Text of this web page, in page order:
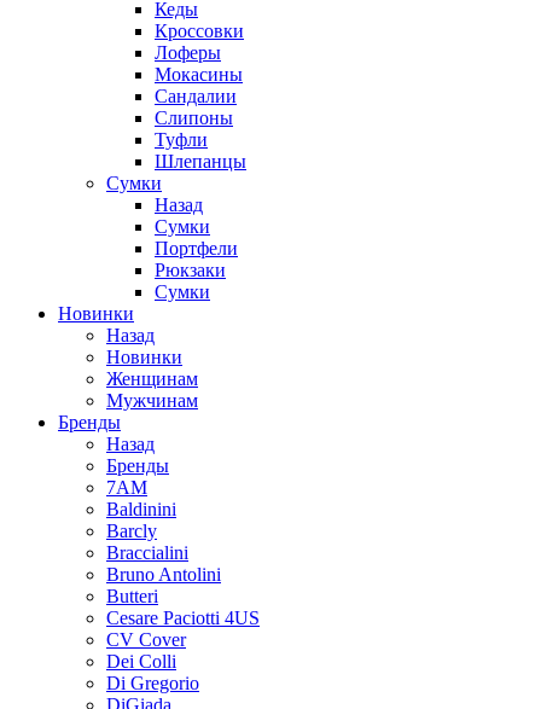
Кеды
Кроссовки
Лоферы
Мокасины
Сандалии
Слипоны
Туфли
Шлепанцы
Сумки
Назад
Сумки
Портфели
Рюкзаки
Сумки
Новинки
Назад
Новинки
Женщинам
Мужчинам
Бренды
Назад
Бренды
7AM
Baldinini
Barcly
Braccialini
Bruno Antolini
Butteri
Cesare Paciotti 4US
CV Cover
Dei Colli
Di Gregorio
DiGiada